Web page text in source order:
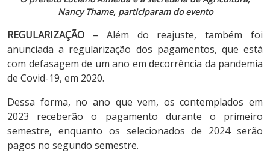
Nancy Thame, participaram do evento
REGULARIZAÇÃO – Além do reajuste, também foi
anunciada a regularização dos pagamentos, que está
com defasagem de um ano em decorrência da pandemia
de Covid-19, em 2020.
Dessa forma, no ano que vem, os contemplados em
2023 receberão o pagamento durante o primeiro
semestre, enquanto os selecionados de 2024 serão
pagos no segundo semestre.